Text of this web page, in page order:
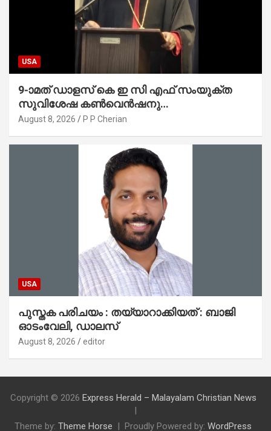
USA
9-ാമത് ഡാളസ് കെ ഇ സി എഫ് സംയുക്ത
സുവിശേഷ കൺവെൻഷനു
പ്രാർത്ഥനാനിർഭരമായ തുടക്കം
August 8, 2026 P P Cherian
USA
പുസ്തക പരിചയം : തയ്യാറാക്കിയത് : ബാജി
ഓടംവേലി, ഡാലസ്
August 8, 2026 editor
Copyright © 2026 Express Herald – Malayalam Christian News
Theme by: Theme Horse Proudly Powered by: WordPress